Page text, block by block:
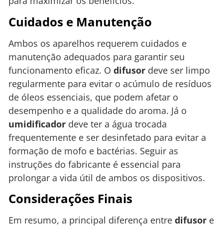
Cuidados e Manutenção
Ambos os aparelhos requerem cuidados e
manutenção adequados para garantir seu
funcionamento eficaz. O difusor deve ser limpo
regularmente para evitar o acúmulo de resíduos
de óleos essenciais, que podem afetar o
desempenho e a qualidade do aroma. Já o
umidificador deve ter a água trocada
frequentemente e ser desinfetado para evitar a
formação de mofo e bactérias. Seguir as
instruções do fabricante é essencial para
prolongar a vida útil de ambos os dispositivos.
Considerações Finais
Em resumo, a principal diferença entre difusor e